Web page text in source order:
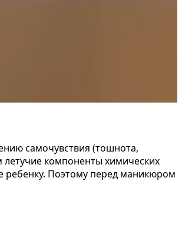
самочувствия (тошнота,
компоненты химических
ребенку. Поэтому перед маникюром